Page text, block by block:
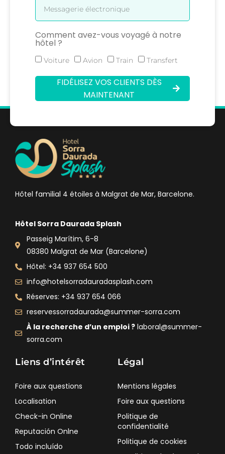
Comment avez-vous voyagé à notre
hôtel ?
Voiture Avion Train Transfert
FIDÉLISEZ VOS CLIENTS DÈS
MAINTENANT
Hôtel familial 4 étoiles à Malgrat de Mar, Barcelone.
Hôtel Sorra Daurada Splash
Passeig Marítim, 6-8
08380 Malgrat de Mar (Barcelone)
Hôtel: +34 937 654 500
info@hotelsorradauradasplash.com
Réserves: +34 937 654 066
reservessorradaurada@summer-sorra.com
À la recherche d’un emploi ?laboral@summer-
sorra.com
Liens d’intérêt
Foire aux questions
Localisation
Check-in Online
Reputación Onlne
Todo incluído
Légal
Mentions légales
Foire aux questions
Politique de
confidentialité
Politique de cookies